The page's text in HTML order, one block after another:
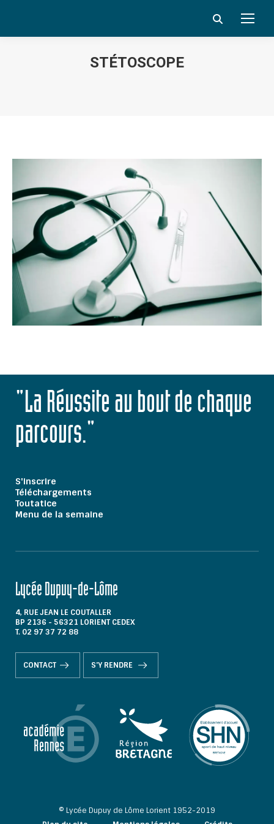
Search:
STÉTOSCOPE
"La Réussite au bout de chaque
parcours."
S'inscrire
Téléchargements
Toutatice
Menu de la semaine
Lycée Dupuy-de-Lôme
4, RUE JEAN LE COUTALLER
BP 2136 - 56321 LORIENT CEDEX
T. 02 97 37 72 88
CONTACT S'Y RENDRE
© Lycée Dupuy de Lôme Lorient 1952-2019